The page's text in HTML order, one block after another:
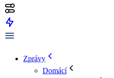
Zprávy
Domácí